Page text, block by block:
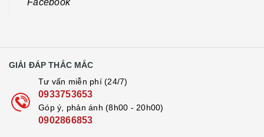
Facebook
GIẢI ĐÁP THẮC MẮC
Tư vấn miễn phí (24/7)
0933753653
Góp ý, phản ánh (8h00 - 20h00)
0902866853